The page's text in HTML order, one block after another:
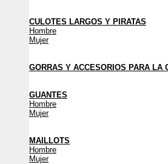
CULOTES LARGOS Y PIRATAS
Hombre
Mujer
GORRAS Y ACCESORIOS PARA LA
GUANTES
Hombre
Mujer
MAILLOTS
Hombre
Mujer